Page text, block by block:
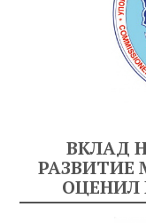
ВКЛАД
РАЗВИТИЕ
ОЦЕНИЛ